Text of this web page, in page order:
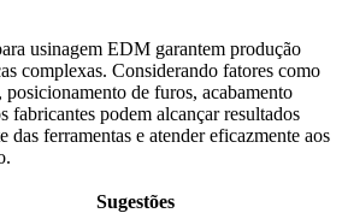
usinagem EDM garantem produção
complexas. Considerando fatores como
de furos, acabamento
fabricantes podem alcançar resultados
das ferramentas e atender eficazmente aos
Sugestões